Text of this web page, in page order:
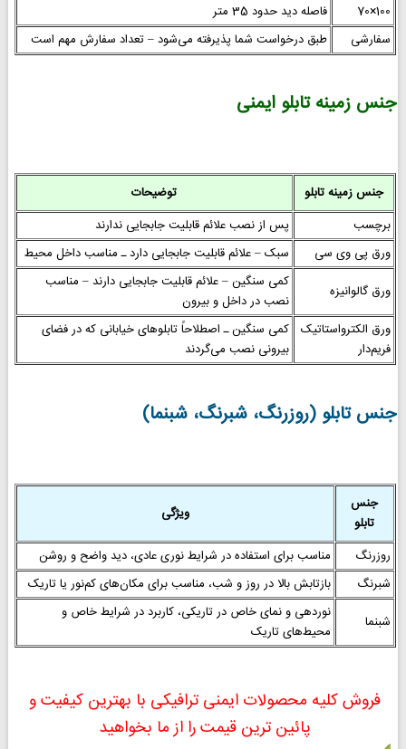
100×70
فاصله دید حدود 35 متر
سفارشی
طبق درخواست شما پذیرفته می‌شود – تعداد سفارش مهم است
جنس زمینه تابلو ایمنی
جنس زمینه تابلو
توضیحات
برچسب
پس از نصب علائم قابلیت جابجایی ندارند
ورق پی وی سی
سبک – علائم قابلیت جابجایی دارد ـ مناسب داخل محیط
ورق گالوانیزه
کمی سنگین – علائم قابلیت جابجایی دارند – مناسب
نصب در داخل و بیرون
ورق الکترواستاتیک
فریم‌دار
کمی سنگین ـ اصطلاحاً تابلوهای خیابانی که در فضای
بیرونی نصب می‌گردند
جنس تابلو (روزرنگ، شبرنگ، شبنما)
جنس
تابلو
ویژگی
روزرنگ
مناسب برای استفاده در شرایط نوری عادی، دید واضح و روشن
شبرنگ
بازتابش بالا در روز و شب، مناسب برای مکان‌های کم‌نور یا تاریک
شبنما
نوردهی و نمای خاص در تاریکی، کاربرد در شرایط خاص و
محیط‌های تاریک
فروش کلیه محصولات ایمنی ترافیکی با بهترین کیفیت و
پائین ترین قیمت را از ما بخواهید